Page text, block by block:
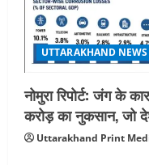
UTTARAKHAND NEWS
नोमुरा रिपोर्ट: जंग के
करोड़ का नुकसान, जो
Uttarakhand Print